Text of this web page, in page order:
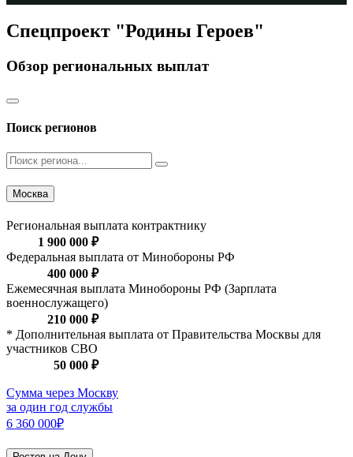
Спецпроект "Родины Героев"
Обзор региональных выплат
Поиск регионов
Москва
Региональная выплата контрактнику
1 900 000 ₽
Федеральная выплата от Минобороны РФ
400 000 ₽
Ежемесячная выплата Минобороны РФ (Зарплата
военнослужащего)
210 000 ₽
* Дополнительная выплата от Правительства Москвы для
участников СВО
50 000 ₽
Сумма через Москву
за один год службы
6 360 000₽